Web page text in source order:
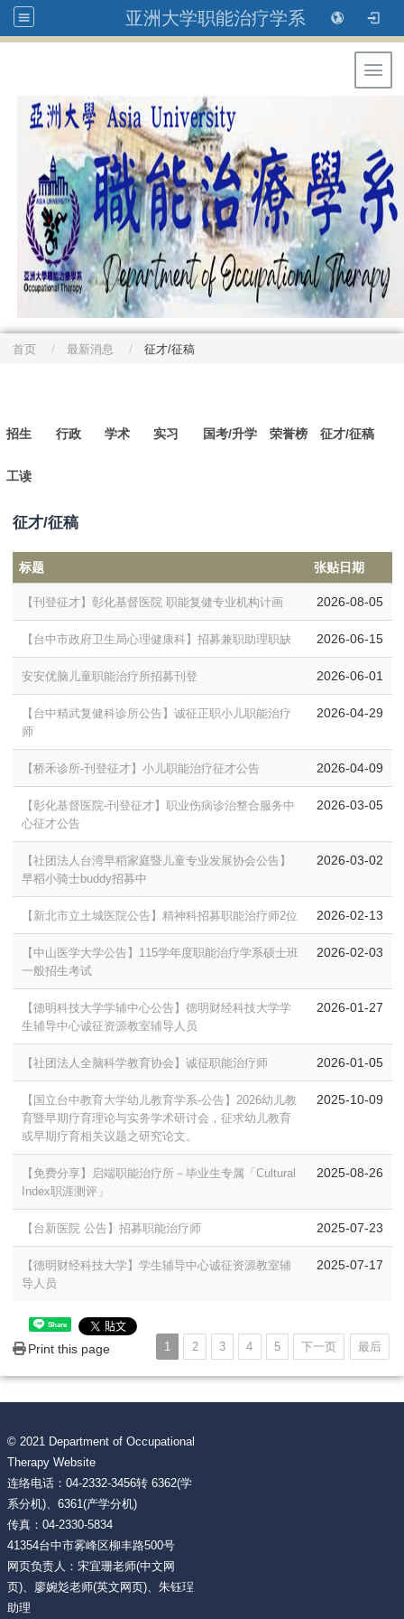
亚洲大学职能治疗学系
首页 最新消息 征才/征稿
招生 行政 学术 实习 国考/升学 荣誉榜 征才/征稿
工读
征才/征稿
标题 张贴日期
【刊登征才】彰化基督医院 职能复健专业机构计画 2026-08-05
【台中市政府卫生局心理健康科】招募兼职助理职缺 2026-06-15
安安优脑儿童职能治疗所招募刊登 2026-06-01
【台中精武复健科诊所公告】诚征正职小儿职能治疗
师
2026-04-29
【桥禾诊所-刊登征才】小儿职能治疗征才公告 2026-04-09
【彰化基督医院-刊登征才】职业伤病诊治整合服务中
心征才公告
2026-03-05
【社团法人台湾早稻家庭暨儿童专业发展协会公告】
早稻小骑士buddy招募中
2026-03-02
【新北市立土城医院公告】精神科招募职能治疗师2位 2026-02-13
【中山医学大学公告】115学年度职能治疗学系硕士班
一般招生考试
2026-02-03
【德明科技大学学辅中心公告】 德明财经科技大学学
生辅导中心诚征资源教室辅导人员
2026-01-27
【社团法人全脑科学教育协会】诚征职能治疗师 2026-01-05
【国立台中教育大学幼儿教育学系-公告】2026幼儿教
育暨早期疗育理论与实务学术研讨会，征求幼儿教育
或早期疗育相关议题之研究论文。
2025-10-09
【免费分享】启端职能治疗所－毕业生专属「Cultural
Index职涯测评」
2025-08-26
【台新医院 公告】招募职能治疗师 2025-07-23
【德明财经科技大学】学生辅导中心诚征资源教室辅
导人员
2025-07-17
1 2 3 4 5 下一页 最后
Share
Print this page
© 2021 Department of Occupational
Therapy Website
连络电话：04-2332-3456转 6362(学
系分机)、6361(产学分机)
传真：04-2330-5834
41354台中市雾峰区柳丰路500号
网页负责人：宋宜珊老师(中文网
页)、廖婉彣老师(英文网页)、朱钰珵
助理